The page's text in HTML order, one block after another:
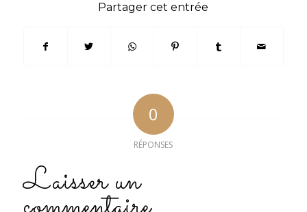
Partager cet entrée
0
RÉPONSES
Laisser un